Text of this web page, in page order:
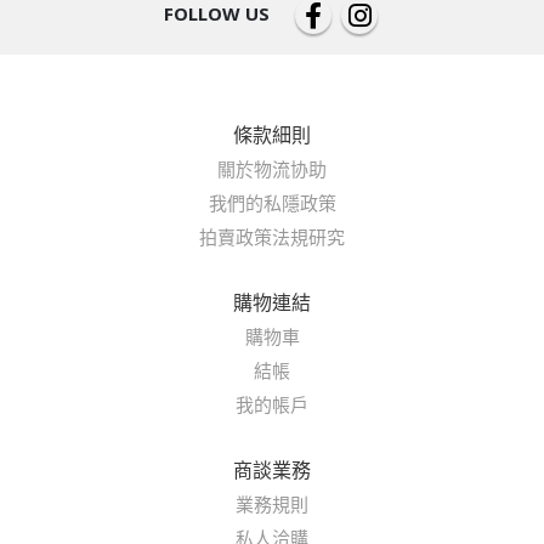
FOLLOW US
條款細則
關於物流协助
我們的私隱政策
拍賣政策法規研究
購物連結
購物車
結帳
我的帳戶
商談業務
業務規則
私人洽購